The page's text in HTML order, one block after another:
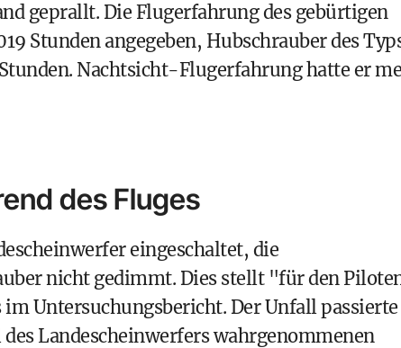
geprallt. Die Flugerfahrung des gebürtigen
Stunden angegeben, Hubschrauber des
Nachtsicht-Flugerfahrung hatte er
des Fluges
eingeschaltet, die
nicht gedimmt. Dies stellt "für den
Untersuchungsbericht. Der Unfall passierte
Landescheinwerfers wahrgenommenen